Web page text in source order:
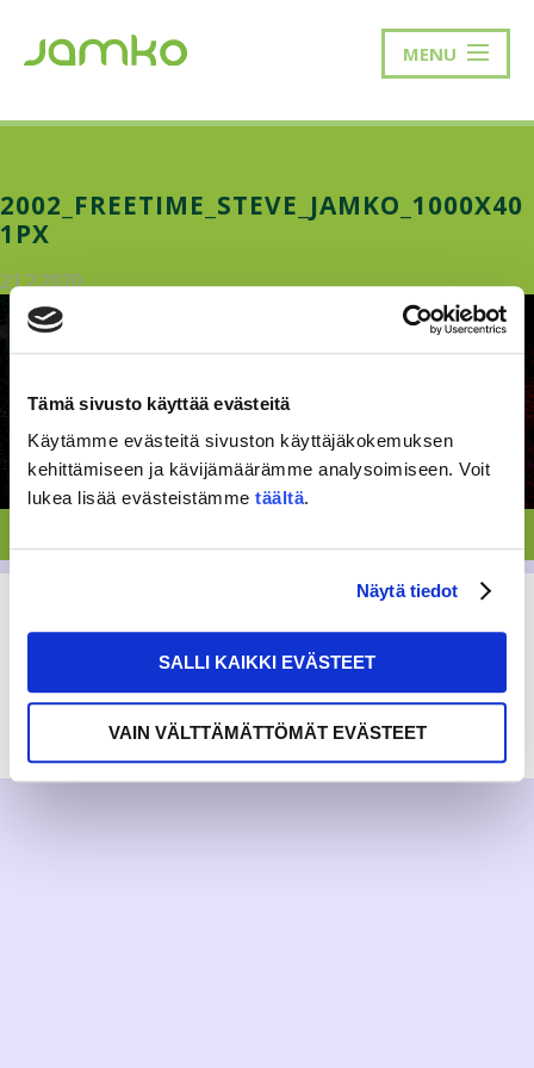
Tämä sivusto käyttää evästeitä
Käytämme evästeitä sivuston käyttäjäkokemuksen
kehittämiseen ja kävijämäärämme analysoimiseen. Voit
lukea lisää evästeistämme täältä.
Näytä tiedot
SALLI KAIKKI EVÄSTEET
VAIN VÄLTTÄMÄTTÖMÄT EVÄSTEET
MENU
2002_FREETIME_STEVE_JAMKO_1000X40
1PX
21.2.2020